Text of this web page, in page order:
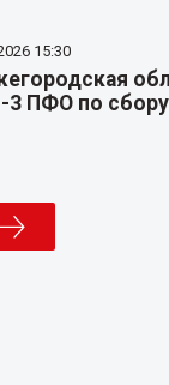
15:30
3 ПФО по